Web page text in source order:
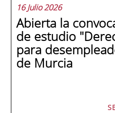
16 Julio 2026
Abierta la
de estudio
para
de Murcia